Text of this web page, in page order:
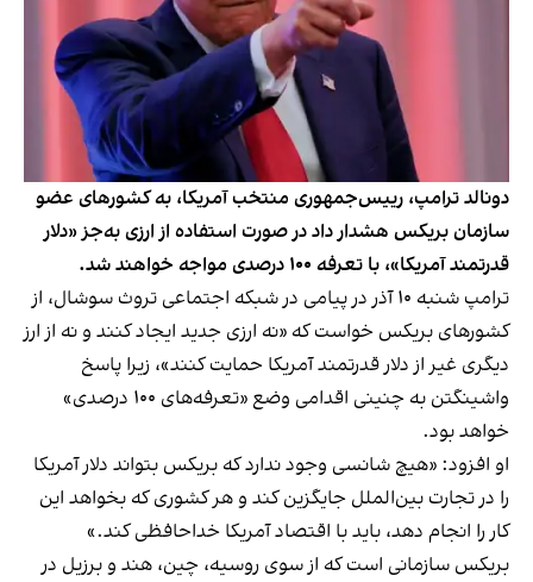
دونالد ترامپ، رییس‌جمهوری منتخب آمریکا، به کشورهای عضو
سازمان بریکس هشدار داد در صورت استفاده از ارزی به‌جز «دلار
قدرتمند آمریکا»، با تعرفه ۱۰۰ درصدی مواجه خواهند شد.
ترامپ شنبه ۱۰ آذر در پیامی در شبکه اجتماعی تروث سوشال، از
کشورهای بریکس خواست که «نه ارزی جدید ایجاد کنند و نه از ارز
دیگری غیر از دلار قدرتمند آمریکا حمایت کنند»، زیرا پاسخ
واشینگتن به چنینی اقدامی وضع «تعرفه‌های ۱۰۰ درصدی»
خواهد بود.
او افزود: «هیچ شانسی وجود ندارد که بریکس بتواند دلار آمریکا
را در تجارت بین‌الملل جایگزین کند و هر کشوری که بخواهد این
کار را انجام دهد، باید با اقتصاد آمریکا خداحافظی کند.»
بریکس سازمانی است که از سوی روسیه، چین، هند و برزیل در